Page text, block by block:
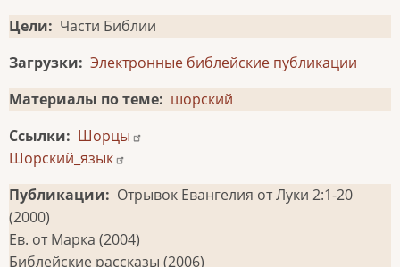
Цели
Части Библии
Загрузки
Электронные библейские публикации
Материалы по теме
шорский
Ссылки
Шорцы
Шорский_язык
Публикации
Отрывок Евангелия от Луки 2:1-20
(2000)
Ев. от Марка (2004)
Библейские рассказы (2006)